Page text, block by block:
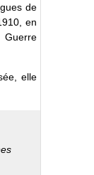
de
en
Guerre
elle